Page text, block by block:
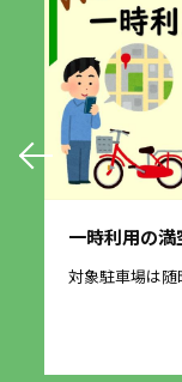
一時利用の満
対象駐車場は随